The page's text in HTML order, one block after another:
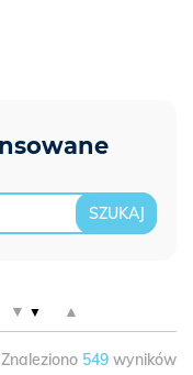
▼ ▲
Znaleziono 549 wyników